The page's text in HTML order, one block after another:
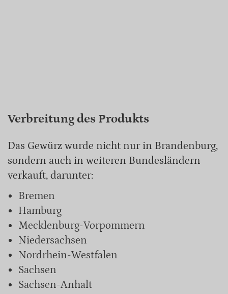
Verbreitung des Produkts
Das Gewürz wurde nicht nur in Brandenburg,
sondern auch in weiteren Bundesländern
verkauft, darunter:
Bremen
Hamburg
Mecklenburg-Vorpommern
Niedersachsen
Nordrhein-Westfalen
Sachsen
Sachsen-Anhalt